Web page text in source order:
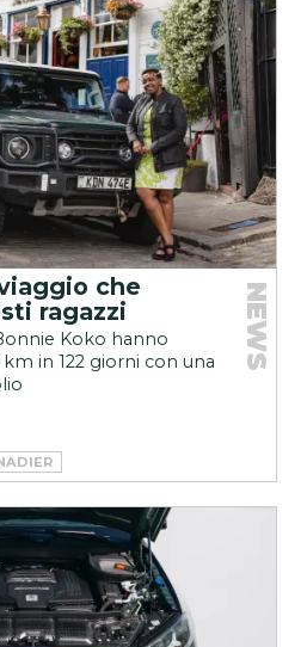
che
ragazzi
Koko hanno
in 122 giorni con una
NEWS